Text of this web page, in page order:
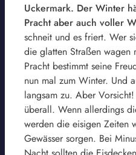
Uckermark. Der Winter
Pracht aber auch voller
schneit und es friert. Wer
die glatten Straßen wagen
Pracht bestimmt seine
nun mal zum Winter. Und
langsam zu. Aber
überall. Wenn allerdings
werden die eisigen Zeiten
Gewässer sorgen. Bei